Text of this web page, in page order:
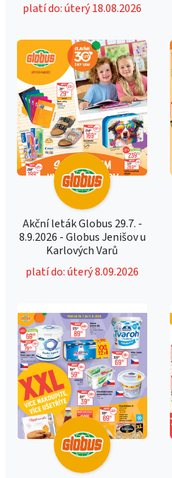
platí do: úterý 18.08.2026
Akční leták Globus 29.7. -
8.9.2026 - Globus Jenišov u
Karlových Varů
platí do: úterý 8.09.2026